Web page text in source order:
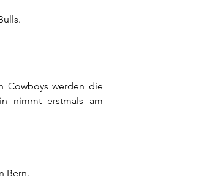
Cowboys werden die
nimmt erstmals am
Bern.